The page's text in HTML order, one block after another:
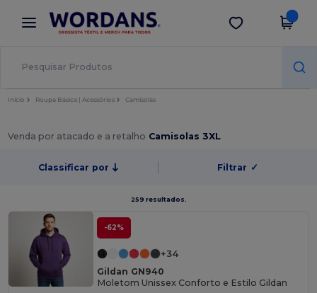
× App Wordans
Melhores preços na app!
Obter app
Início Roupa Básica | Acessórios Camisolas
Venda por atacado e a retalho Camisolas 3XL
Classificar por Filtrar ✓
259 resultados.
-62%
+34
Gildan GN940
Moletom Unissex Conforto e Estilo Gildan